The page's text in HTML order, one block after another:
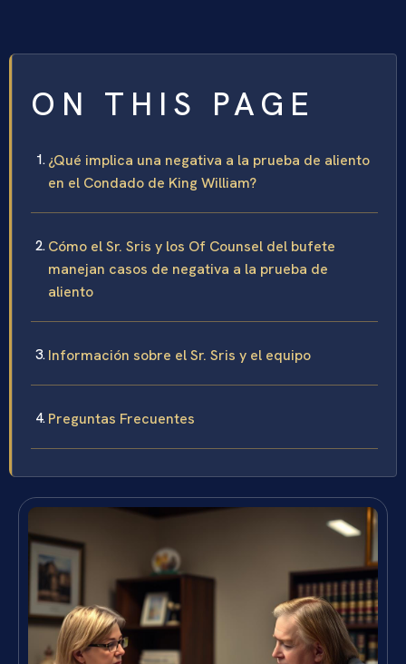
ON THIS PAGE
¿Qué implica una negativa a la prueba de aliento
en el Condado de King William?
Cómo el Sr. Sris y los Of Counsel del bufete
manejan casos de negativa a la prueba de
aliento
Información sobre el Sr. Sris y el equipo
Preguntas Frecuentes